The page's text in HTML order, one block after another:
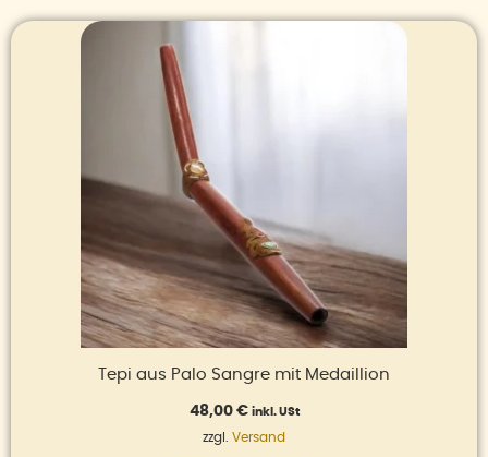
Tepi aus Palo Sangre mit Medaillion
48,00 € inkl. USt
zzgl. Versand